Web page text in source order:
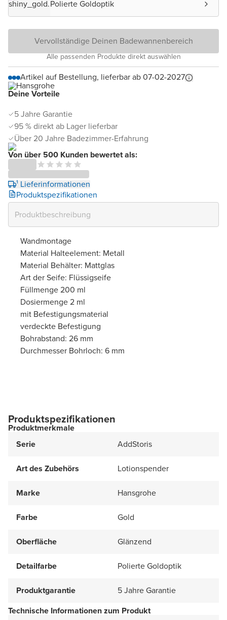
Deine Vorteile
5 Jahre Garantie
95 % direkt ab Lager lieferbar
Über 20 Jahre Badezimmer-Erfahrung
Von über 500 Kunden bewertet als:
¹ Lieferinformationen
Produktspezifikationen
Polierte Goldoptik
Vervollständige Deinen Badewannenbereich
Alle passenden Produkte direkt auswählen
Artikel auf Bestellung, lieferbar ab 07-02-2027
Wandmontage
Material Halteelement: Metall
Material Behälter: Mattglas
Art der Seife: Flüssigseife
Füllmenge 200 ml
Dosiermenge 2 ml
mit Befestigungsmaterial
verdeckte Befestigung
Bohrabstand: 26 mm
Durchmesser Bohrloch: 6 mm
Produktspezifikationen
Produktmerkmale
Serie
AddStoris
Art des Zubehörs Lotionspender
Marke Hansgrohe
Farbe Gold
Oberfläche Glänzend
Detailfarbe Polierte Goldoptik
Produktgarantie
5 Jahre Garantie
Technische Informationen zum Produkt